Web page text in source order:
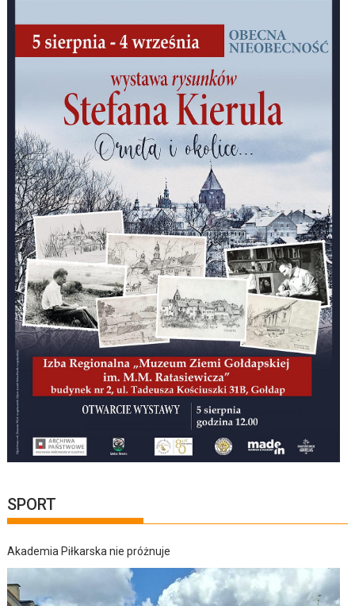
SPORT
Akademia Piłkarska nie próżnuje